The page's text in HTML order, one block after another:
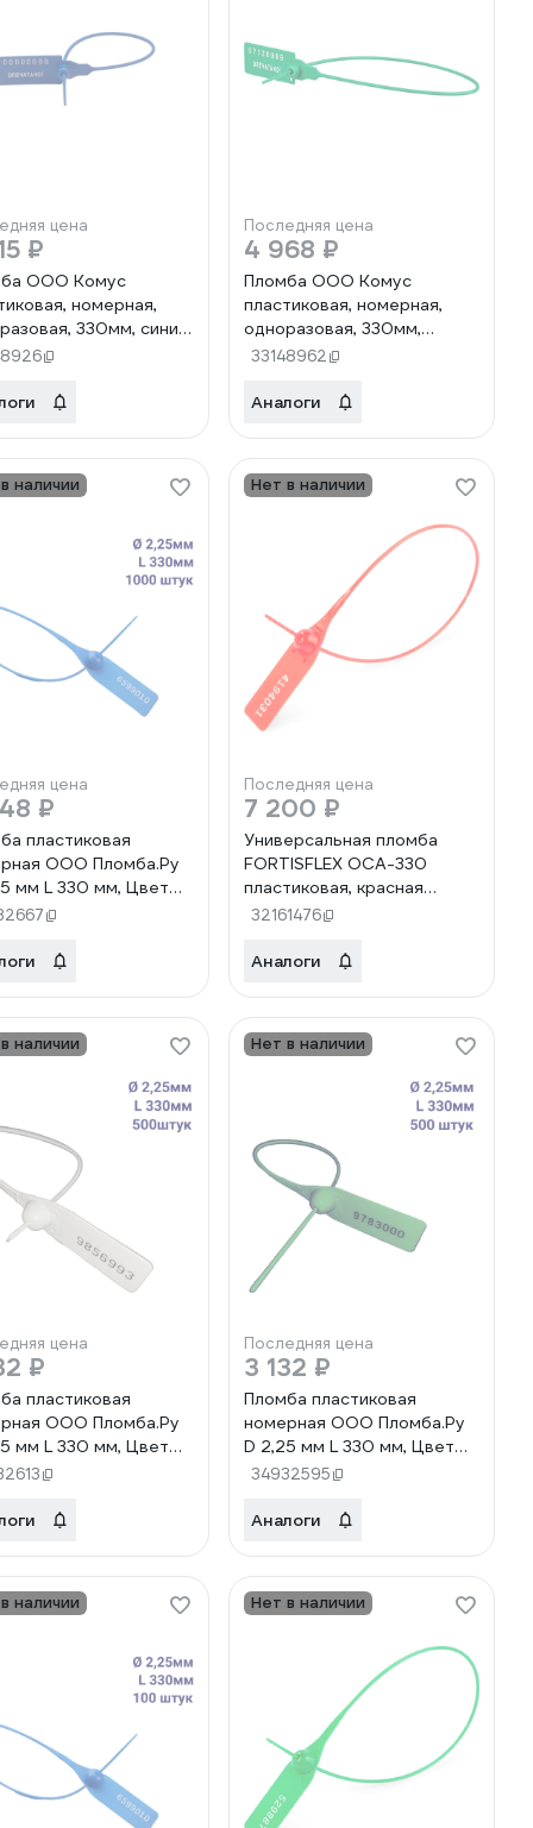
цена
₽
ООО Комус
номерная,
330мм, синие,
упаковка 477742
Последняя цена
4 968 ₽
Пломба ООО Комус
пластиковая, номерная,
одноразовая, 330мм,
зеленые, 500штук/
33148962
Аналоги
наличии
цена
₽
пластиковая
ООО Пломба.Ру
мм L 330 мм, Цвет
1000 шт, 1603 МП,
Нет в наличии
Последняя цена
7 200 ₽
Универсальная пломба
FORTISFLEX ОСА-330
пластиковая, красная
64074
32161476
Аналоги
наличии
цена
₽
пластиковая
ООО Пломба.Ру
мм L 330 мм, Цвет
500 шт, 1603 МП,
Нет в наличии
Последняя цена
3 132 ₽
Пломба пластиковая
номерная ООО Пломба.Ру
D 2,25 мм L 330 мм, Цвет
зеленый 500 шт, 1603 МП,
34932595
Аналоги
наличии Нет в наличии